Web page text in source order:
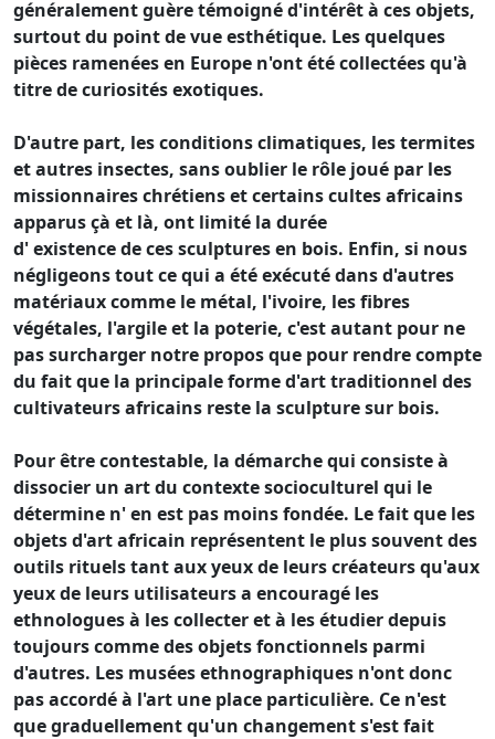
généralement guère témoigné d'intérêt à ces objets,
surtout du point de vue esthétique. Les quelques
pièces ramenées en Europe n'ont été collectées qu'à
titre de curiosités exotiques.
D'autre part, les conditions climatiques, les termites
et autres insectes, sans oublier le rôle joué par les
missionnaires chrétiens et certains cultes africains
apparus çà et là, ont limité la durée
d' existence de ces sculptures en bois. Enfin, si nous
négligeons tout ce qui a été exécuté dans d'autres
matériaux comme le métal, l'ivoire, les fibres
végétales, l'argile et la poterie, c'est autant pour ne
pas surcharger notre propos que pour rendre compte
du fait que la principale forme d'art traditionnel des
cultivateurs africains reste la sculpture sur bois.
Pour être contestable, la démarche qui consiste à
dissocier un art du contexte socioculturel qui le
détermine n' en est pas moins fondée. Le fait que les
objets d'art africain représentent le plus souvent des
outils rituels tant aux yeux de leurs créateurs qu'aux
yeux de leurs utilisateurs a encouragé les
ethnologues à les collecter et à les étudier depuis
toujours comme des objets fonctionnels parmi
d'autres. Les musées ethnographiques n'ont donc
pas accordé à l'art une place particulière. Ce n'est
que graduellement qu'un changement s'est fait